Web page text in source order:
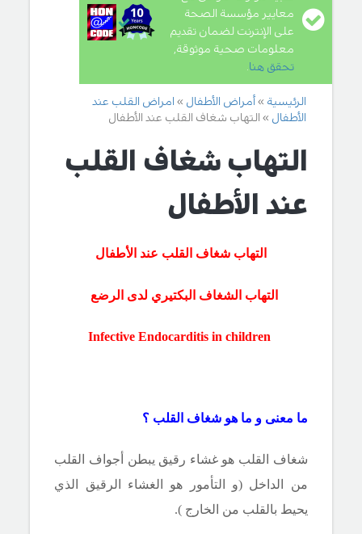
معايير مؤسسة الصحة
على الإنترنت لضمان تقديم
معلومات صحية موثوقة,
تحقق هنا.
الرئيسية أمراض الأطفال
امراض القلب عند
الأطفال
التهاب شغاف القلب عند الأطفال
التهاب شغاف القلب
عند الأطفال
التهاب شغاف القلب عند الأطفال
التهاب الشغاف البكتيري لدى الرضع
in children
ما معنى و ما هو شغاف القلب ؟
شغاف القلب هو غشاء رقيق يبطن أجواف القلب
من الداخل (و التأمور هو الغشاء الرقيق الذي
يحيط بالقلب من الخارج ).